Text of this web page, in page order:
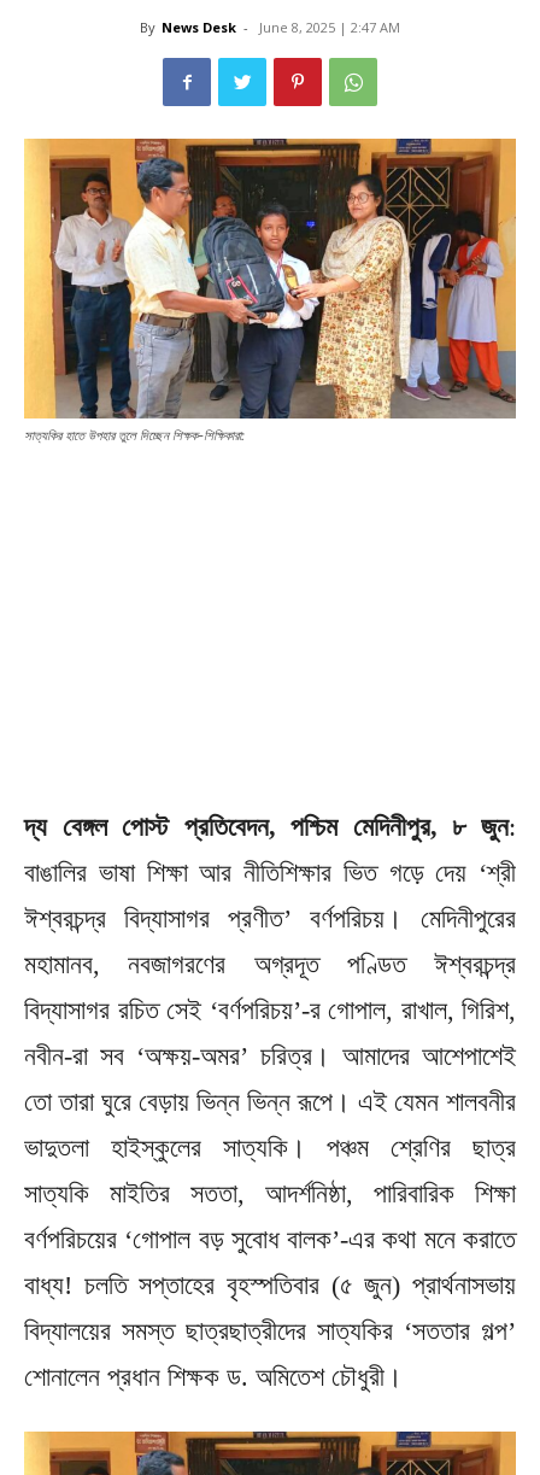
By News Desk - June 8, 2025 | 2:47 AM
সাত্যকির হাতে উপহার তুলে দিচ্ছেন শিক্ষক-শিক্ষিকারা:
দ্য বেঙ্গল পোস্ট প্রতিবেদন, পশ্চিম মেদিনীপুর, ৮ জুন:
বাঙালির ভাষা শিক্ষা আর নীতিশিক্ষার ভিত গড়ে দেয় ‘শ্রী
ঈশ্বরচন্দ্র বিদ্যাসাগর প্রণীত’ বর্ণপরিচয়। মেদিনীপুরের
মহামানব, নবজাগরণের অগ্রদূত পণ্ডিত ঈশ্বরচন্দ্র
বিদ্যাসাগর রচিত সেই ‘বর্ণপরিচয়’-র গোপাল, রাখাল, গিরিশ,
নবীন-রা সব ‘অক্ষয়-অমর’ চরিত্র। আমাদের আশেপাশেই
তো তারা ঘুরে বেড়ায় ভিন্ন ভিন্ন রূপে। এই যেমন শালবনীর
ভাদুতলা হাইস্কুলের সাত্যকি। পঞ্চম শ্রেণির ছাত্র
সাত্যকি মাইতির সততা, আদর্শনিষ্ঠা, পারিবারিক শিক্ষা
বর্ণপরিচয়ের ‘গোপাল বড় সুবোধ বালক’-এর কথা মনে করাতে
বাধ্য! চলতি সপ্তাহের বৃহস্পতিবার (৫ জুন) প্রার্থনাসভায়
বিদ্যালয়ের সমস্ত ছাত্রছাত্রীদের সাত্যকির ‘সততার গল্প’
শোনালেন প্রধান শিক্ষক ড. অমিতেশ চৌধুরী।